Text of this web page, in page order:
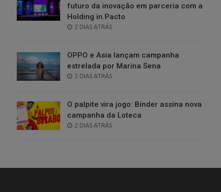
futuro da inovação em parceria com a
Holding in.Pacto
POSTED
2 DIAS ATRÁS
OPPO e Asia lançam campanha
estrelada por Marina Sena
POSTED
2 DIAS ATRÁS
O palpite vira jogo: Binder assina nova
campanha da Loteca
POSTED
2 DIAS ATRÁS